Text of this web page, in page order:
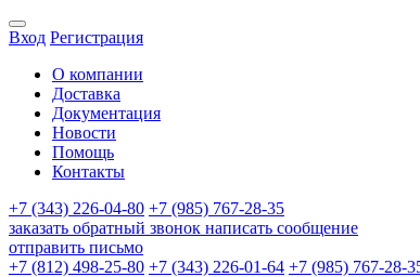
Вход Регистрация
О компании
Доставка
Документация
Новости
Помощь
Контакты
+7 (343) 226-04-80 +7 (985) 767-28-35
заказать обратный звонок написать сообщение
отправить письмо
+7 (812) 498-25-80 +7 (343) 226-01-64 +7 (985) 767-28-